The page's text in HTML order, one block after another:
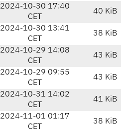
2024-10-30 17:40
CET
40 KiB
2024-10-30 13:41
CET
38 KiB
2024-10-29 14:08
CET
43 KiB
2024-10-29 09:55
CET
43 KiB
2024-10-31 14:02
CET
41 KiB
2024-11-01 01:17
CET
38 KiB